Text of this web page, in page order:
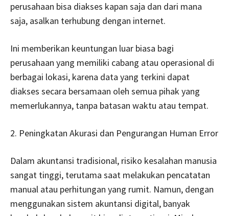
perusahaan bisa diakses kapan saja dan dari mana
saja, asalkan terhubung dengan internet.
Ini memberikan keuntungan luar biasa bagi
perusahaan yang memiliki cabang atau operasional di
berbagai lokasi, karena data yang terkini dapat
diakses secara bersamaan oleh semua pihak yang
memerlukannya, tanpa batasan waktu atau tempat.
2. Peningkatan Akurasi dan Pengurangan Human Error
Dalam akuntansi tradisional, risiko kesalahan manusia
sangat tinggi, terutama saat melakukan pencatatan
manual atau perhitungan yang rumit. Namun, dengan
menggunakan sistem akuntansi digital, banyak